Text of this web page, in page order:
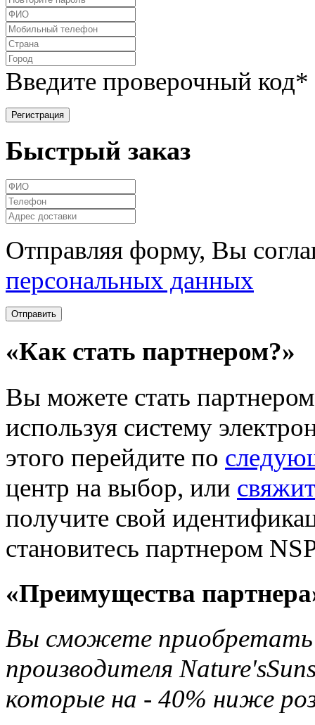
Введите проверочный код*
Быстрый заказ
Отправляя форму, Вы
персональных данных
«Как стать партнером?»
Вы можете стать
используя систему
этого перейдите по
центр на выбор, или
получите свой
становитесь партнером
«Преимущества
Вы сможете приобретать
производителя
которые на - 40% ниже